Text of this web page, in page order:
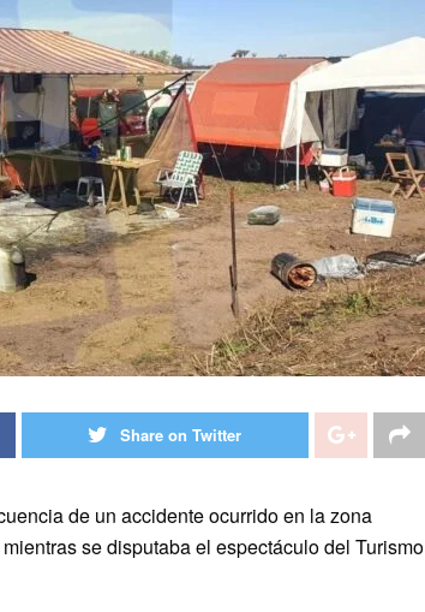
Share on Twitter
de un accidente ocurrido en la zona
se disputaba el espectáculo del Turismo